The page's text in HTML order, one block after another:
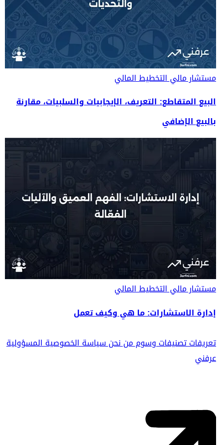
مستشار ماليالتخطيط المالي
البيع المتقاطع: التعريف، الإيجابيات والسلبيات، مقارنة
بالبيع الإضافي
مستشار ماليالتخطيط المالي
إدارة الاستشارات: ما هي وكيف تعمل
تعريفاتتصنيفاتوسوممن نحنسياسة الخصوصيةالمسؤولية
عرفني